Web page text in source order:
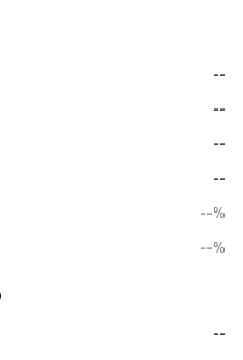
--
--
--
--
--%
--%
--